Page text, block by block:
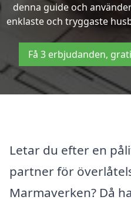
denna guide och
enklaste och tryggaste
Få 3 erbjudanden,
Letar du efter en
partner för
Marmaverken? Då